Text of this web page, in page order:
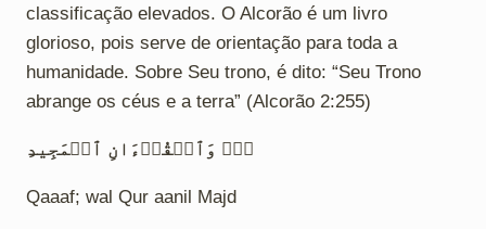
classificação elevados. O Alcorão é um livro
glorioso, pois serve de orientação para toda a
humanidade. Sobre Seu trono, é dito: “Seu Trono
abrange os céus e a terra” (Alcorão 2:255)
قٓۚ وَٱلۡقُرۡءَانِ ٱلۡمَجِيدِ
Qaaaf; wal Qur aanil Majd